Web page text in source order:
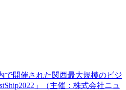
で開催された関西最大規模のビジ
」（主催：株式会社ニュ